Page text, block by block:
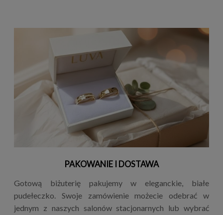
PAKOWANIE I DOSTAWA
Gotową biżuterię pakujemy w eleganckie, białe
pudełeczko. Swoje zamówienie możecie odebrać w
jednym z naszych salonów stacjonarnych lub wybrać